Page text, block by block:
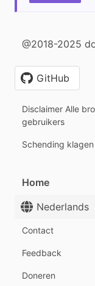
@2018-2025
GitHub
Disclaimer Alle
gebruikers
Schending klagen
Home
Nederlands
Contact
Feedback
Doneren